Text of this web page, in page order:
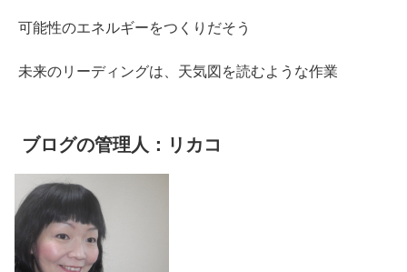
可能性のエネルギーをつくりだそう
未来のリーディングは、天気図を読むような作業
ブログの管理人：リカコ